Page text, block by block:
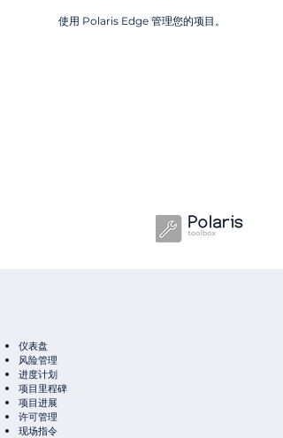
使用 Polaris Edge 管理您的项目。
仪表盘
风险管理
进度计划
项目里程碑
项目进展
许可管理
现场指令